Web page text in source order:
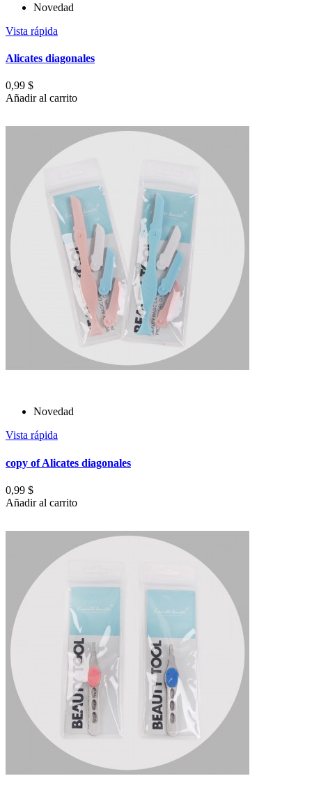
Novedad
Vista rápida
Alicates diagonales
0,99 $
Añadir al carrito
Novedad
Vista rápida
copy of Alicates diagonales
0,99 $
Añadir al carrito